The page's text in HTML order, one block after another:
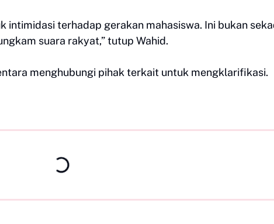
intimidasi terhadap gerakan mahasiswa. Ini bukan
suara rakyat,” tutup Wahid.
menghubungi pihak terkait untuk mengklarifikasi.